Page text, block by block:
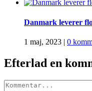
Danmark leverer
1 maj, 2023 | 0
Efterlad en
Comment